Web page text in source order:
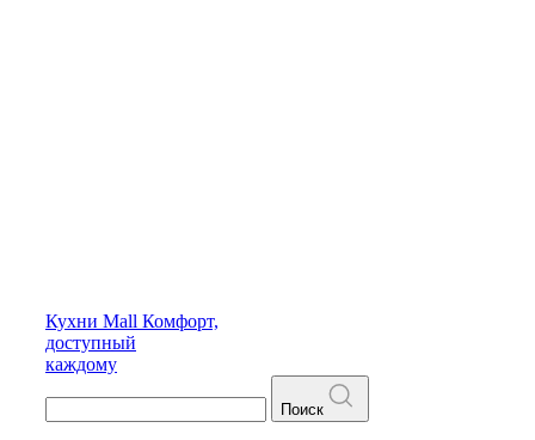
Кухни Mall Комфорт,
доступный
каждому
Поиск